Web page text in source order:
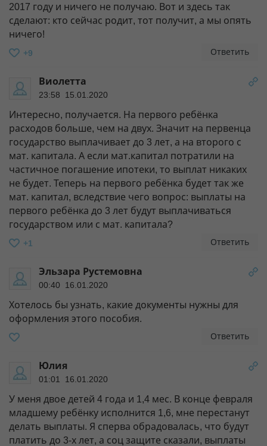
2017 году и ничего не получаю. Вот и здесь так
сделают: кто сейчас родит, тот получит, а мы опять
ничего!
+9 Ответить
Виолетта
23:58 15.01.2020
Интересно, получается. На первого ребёнка
расходов больше, чем на двух. Значит на первенца
государство выплачивает до 3 лет, а на второго с
мат. капитала. А если мат.капитал потратили на
частичное погашение ипотеки, то выплат никаких
не будет. Теперь на первого ребёнка будет так же
мат. капитал, вследствие чего вопрос: выплаты на
первого ребёнка до 3 лет будут выплачиваться
государством или с мат. капитала?
+1 Ответить
Эльзара Рустемовна
00:40 16.01.2020
Хотелось бы узнать, какие документы нужны для
оформления этого пособия.
Ответить
Юлия
01:01 16.01.2020
У меня двое детей 4 года и 1,4 мес. В конце февраля
младшему ребёнку исполнится 1,6, мне перестанут
делать выплаты. Я сперва обрадовалась, что будут
платить до 3-х лет, а соц защите сказали, выплаты